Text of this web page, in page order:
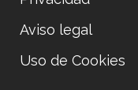
Aviso legal
Uso de Cookies